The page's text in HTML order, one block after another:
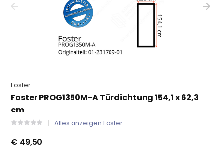
Foster
Foster PROG1350M-A Türdichtung 154,1 x 62,3
cm
Alles anzeigen Foster
€ 49,50